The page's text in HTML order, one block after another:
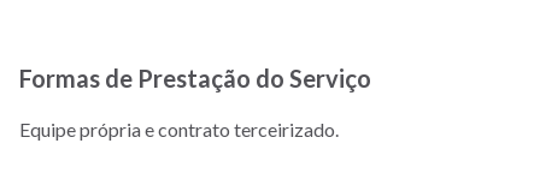
Formas de Prestação do Serviço
Equipe própria e contrato terceirizado.